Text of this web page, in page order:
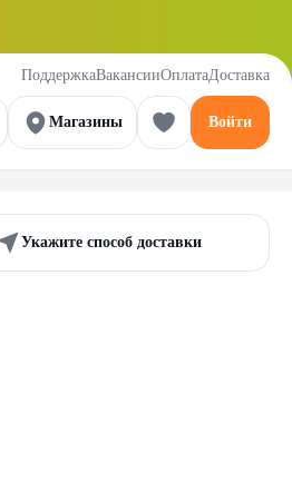
ПоддержкаВакансииОплатаДоставка
Магазины Войти
Укажите способ доставки